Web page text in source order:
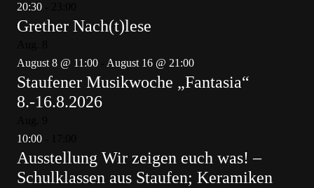
20:30
Grether Nach(t)lese
August 8 @ 11:00
August 16 @ 21:00
Staufener Musikwoche „Fantasia“
8.-16.8.2026
10:00
Ausstellung Wir zeigen euch was! –
Schulklassen aus Staufen; Keramiken